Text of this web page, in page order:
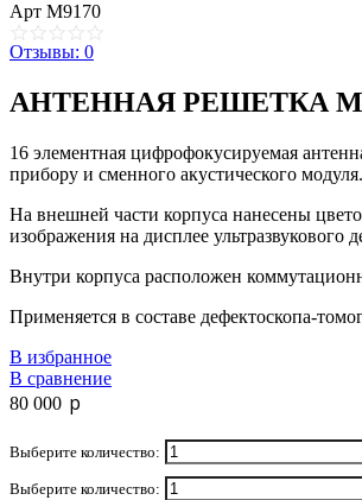
Арт M9170
Отзывы: 0
АНТЕННАЯ РЕШЕТКА
16 элементная цифрофокусируемая
прибору и сменного акустического модуля.
На внешней части корпуса нанесены
изображения на дисплее ультразвукового
Внутри корпуса расположен
Применяется в составе дефектоскопа-
В избранное
В сравнение
80 000 p
Выберите количество:
Выберите количество: